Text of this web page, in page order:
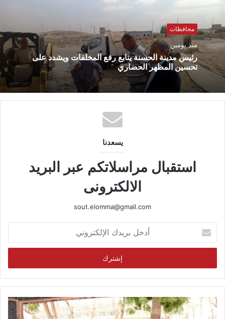
محافظات
منذ يومين
رئيس مدينة الحسنة يتابع رفع المخلفات ويشدد على
تحسين المظهر الحضاري
يسعدنا
استقبال مراسلاتكم عبر البريد
الالكترونى
sout.elomma@gmail.com
بريدك
الإلكتروني